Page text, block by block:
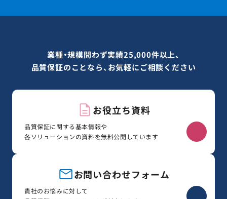
業種・規模問わず実績25,000件以上、
品質保証のことなら、お気軽にご相談ください
お役立ち資料
品質保証に関する基本情報や
各ソリューションの資料を無料公開しています
お問い合わせフォーム
貴社のお悩みに対して